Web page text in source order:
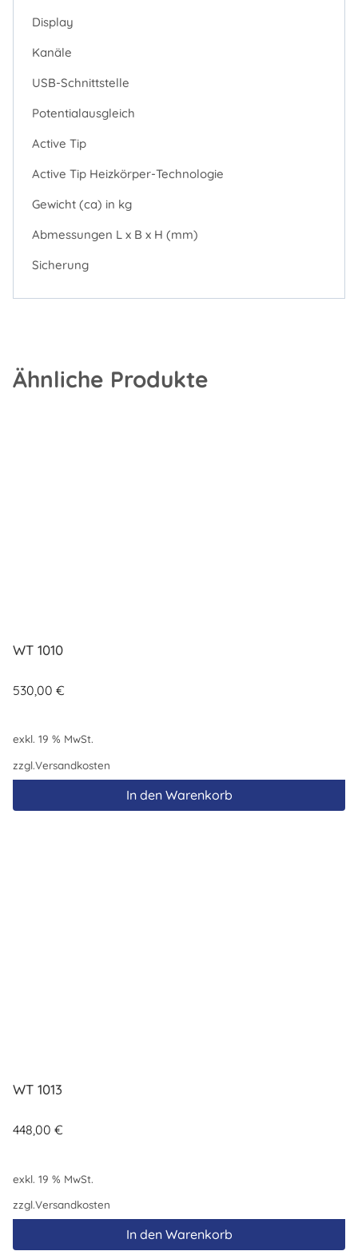
Display
Kanäle
USB-Schnittstelle
Potentialausgleich
Active Tip
Active Tip Heizkörper-Technologie
Gewicht (ca) in kg
Abmessungen L x B x H (mm)
Sicherung
Ähnliche Produkte
WT 1010
530,00 €
exkl. 19 % MwSt.
zzgl.Versandkosten
In den Warenkorb
WT 1013
448,00 €
exkl. 19 % MwSt.
zzgl.Versandkosten
In den Warenkorb